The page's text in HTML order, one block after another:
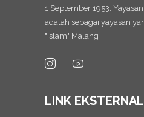
1 September 1953.
adalah sebagai yayasan
"Islam" Malang
LINK EKSTERNAL